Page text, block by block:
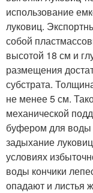
использование
луковиц.
собой
высотой 18 см и
размещения
субстрата.
не менее 5 см.
механической
буфером для воды
задыхание
условиях
воды кончики
опадают и листья